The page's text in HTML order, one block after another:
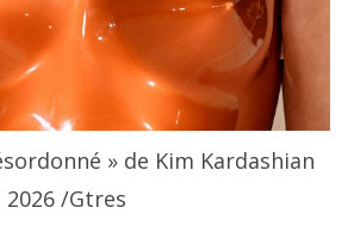
» de Kim Kardashian
2026 /Gtres